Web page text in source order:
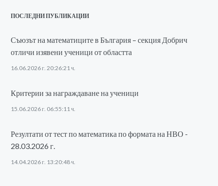
ПОСЛЕДНИ ПУБЛИКАЦИИ
Съюзът на математиците в България – секция Добрич
отличи изявени ученици от областта
16.06.2026 г. 20:26:21 ч.
Критерии за награждаване на ученици
15.06.2026 г. 06:55:11 ч.
Резултати от тест по математика по формата на НВО -
28.03.2026 г.
14.04.2026 г. 13:20:48 ч.